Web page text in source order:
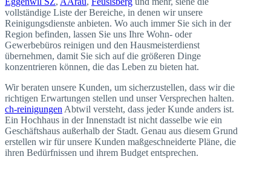
vollständige Liste der Bereiche, in denen wir unsere
Reinigungsdienste anbieten. Wo auch immer Sie sich in der
Region befinden, lassen Sie uns Ihre Wohn- oder
Gewerbebüros reinigen und den Hausmeisterdienst
übernehmen, damit Sie sich auf die größeren Dinge
konzentrieren können, die das Leben zu bieten hat.
Wir beraten unsere Kunden, um sicherzustellen, dass wir die
richtigen Erwartungen stellen und unser Versprechen halten.
ch-reinigungen Abtwil versteht, dass jeder Kunde anders ist.
Ein Hochhaus in der Innenstadt ist nicht dasselbe wie ein
Geschäftshaus außerhalb der Stadt. Genau aus diesem Grund
erstellen wir für unsere Kunden maßgeschneiderte Pläne, die
ihren Bedürfnissen und ihrem Budget entsprechen.